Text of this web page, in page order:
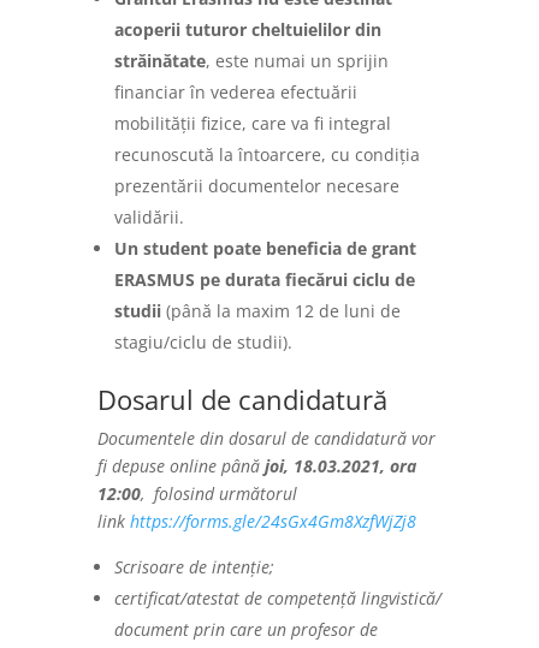
acoperii tuturor cheltuielilor din
străinătate, este numai un sprijin
financiar în vederea efectuării
mobilității fizice, care va fi integral
recunoscută la întoarcere, cu condiția
prezentării documentelor necesare
validării.
Un student poate beneficia de grant
ERASMUS pe durata fiecărui ciclu de
studii (până la maxim 12 de luni de
stagiu/ciclu de studii).
Dosarul de candidatură
Documentele din dosarul de candidatură vor
fi depuse online până joi, 18.03.2021, ora
12:00, folosind următorul
link https://forms.gle/24sGx4Gm8XzfWjZj8
Scrisoare de intenție;
certificat/atestat de competență lingvistică/
document prin care un profesor de